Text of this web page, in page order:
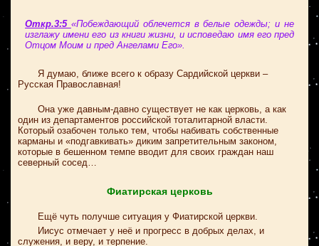
Откр.3:5 «Побеждающий облечется в белые одежды; и не
изглажу имени его из книги жизни, и исповедаю имя его пред
Отцом Моим и пред Ангелами Его».
Я думаю, ближе всего к образу Сардийской церкви –
Русская Православная!
Она уже давным-давно существует не как церковь, а как
один из департаментов российской тоталитарной власти.
Который озабочен только тем, чтобы набивать собственные
карманы и «подгавкивать» диким запретительным законом,
которые в бешенном темпе вводит для своих граждан наш
северный сосед…
Фиатирская церковь
Ещё чуть получше ситуация у Фиатирской церкви.
Иисус отмечает у неё и прогресс в добрых делах, и
служения, и веру, и терпение.